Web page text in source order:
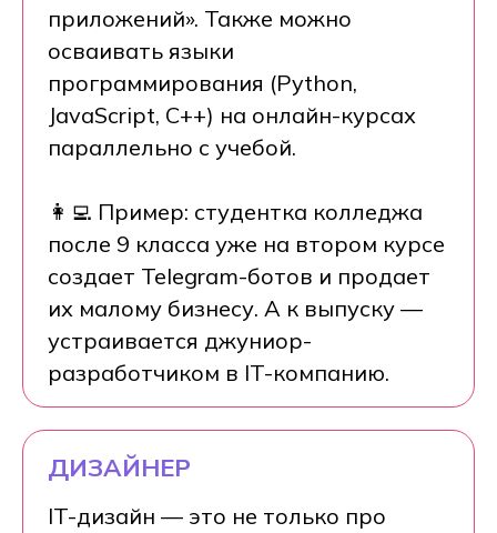
приложений». Также можно
осваивать языки
программирования (Python,
JavaScript, C++) на онлайн-курсах
параллельно с учебой.
👩‍💻 Пример: студентка колледжа
после 9 класса уже на втором курсе
создает Telegram-ботов и продает
их малому бизнесу. А к выпуску —
устраивается джуниор-
разработчиком в IT-компанию.
ДИЗАЙНЕР
IT-дизайн — это не только про